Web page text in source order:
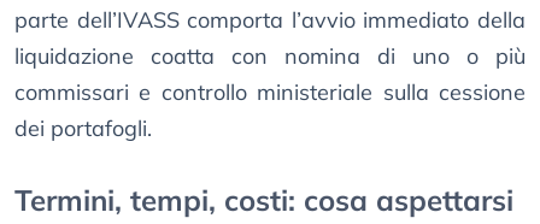
parte dell’IVASS comporta l’avvio immediato della
liquidazione coatta con nomina di uno o più
commissari e controllo ministeriale sulla cessione
dei portafogli.
Termini, tempi, costi: cosa aspettarsi